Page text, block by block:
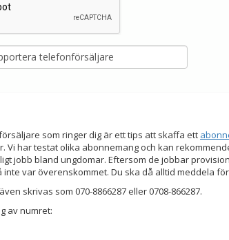
som ringer dig är ett tips att skaffa ett
Vi har testat olika abonnemang och kan
jobb bland ungdomar. Eftersom de jobbar
var överenskommet. Du ska då alltid meddela
skrivas som 070-8866287 eller 0708-866287.
av numret: